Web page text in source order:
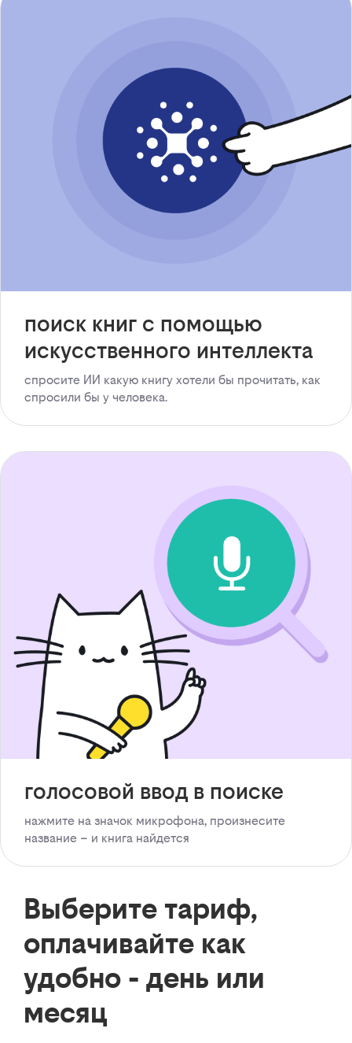
поиск книг с помощью
искусственного интеллекта
спросите ИИ какую книгу хотели бы прочитать, как
спросили бы у человека.
голосовой ввод в поиске
нажмите на значок микрофона, произнесите
название – и книга найдется
Выберите тариф,
оплачивайте как
удобно - день или
месяц